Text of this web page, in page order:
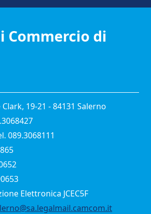
Commercio di
19-21 - 84131 Salerno
089.3068111
Elettronica JCEC5F